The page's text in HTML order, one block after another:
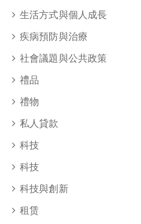
生活方式與個人成長
疾病預防與治療
社會議題與公共政策
禮品
禮物
私人貸款
科技
科技
科技與創新
租赁